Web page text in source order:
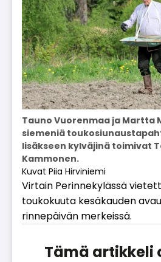
Tauno Vuorenmaa ja Martta
siemeniä
lisäkseen kylväjinä toimivat
Kammonen.
Kuvat Piia Hirviniemi
Vir­tain Pe­rin­ne­ky­läs­sä
tou­ko­kuu­ta ke­sä­kau­den
rin­ne­päi­vän mer­keis­sä.
Tämä artikkeli